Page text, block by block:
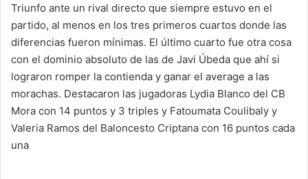
Triunfo ante un rival directo que siempre estuvo en el
partido, al menos en los tres primeros cuartos donde las
diferencias fueron mínimas. El último cuarto fue otra cosa
con el dominio absoluto de las de Javi Úbeda que ahí si
lograron romper la contienda y ganar el average a las
morachas. Destacaron las jugadoras Lydia Blanco del CB
Mora con 14 puntos y 3 triples y Fatoumata Coulibaly y
Valeria Ramos del Baloncesto Criptana con 16 puntos cada
una